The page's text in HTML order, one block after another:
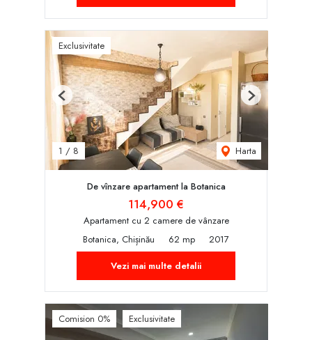
Exclusivitate
1 / 8 Harta
Previous Next
De vînzare apartament la Botanica
114,900 €
Apartament cu 2 camere de vânzare
Botanica, Chișinău
62 mp
2017
Vezi mai multe detalii
Comision 0% Exclusivitate